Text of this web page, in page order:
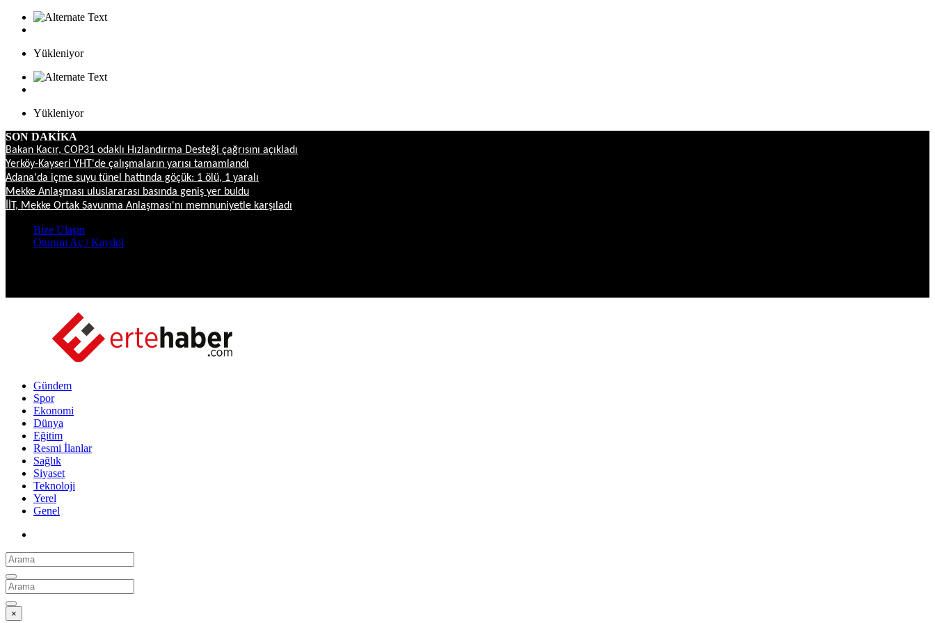
Yükleniyor
Yükleniyor
SON DAKİKA
Bakan Kacır, COP31 odaklı Hızlandırma Desteği çağrısını açıkladı
Yerköy-Kayseri YHT'de çalışmaların yarısı tamamlandı
Adana'da içme suyu tünel hattında göçük: 1 ölü, 1 yaralı
Mekke Anlaşması uluslararası basında geniş yer buldu
İİT, Mekke Ortak Savunma Anlaşması'nı memnuniyetle karşıladı
Bize Ulaşın
Oturum Aç / Kaydol
Gündem
Spor
Ekonomi
Dünya
Eğitim
Resmi İlanlar
Sağlık
Siyaset
Teknoloji
Yerel
Genel
×